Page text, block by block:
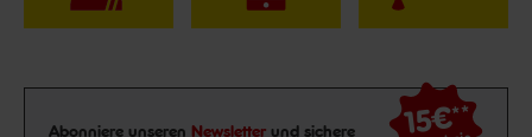
Newsletter Anmeldung
Abonniere unseren Newsletter und sichere
15€**